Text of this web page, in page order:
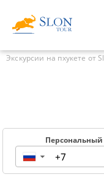
Экскурсии на пхукете от
▼